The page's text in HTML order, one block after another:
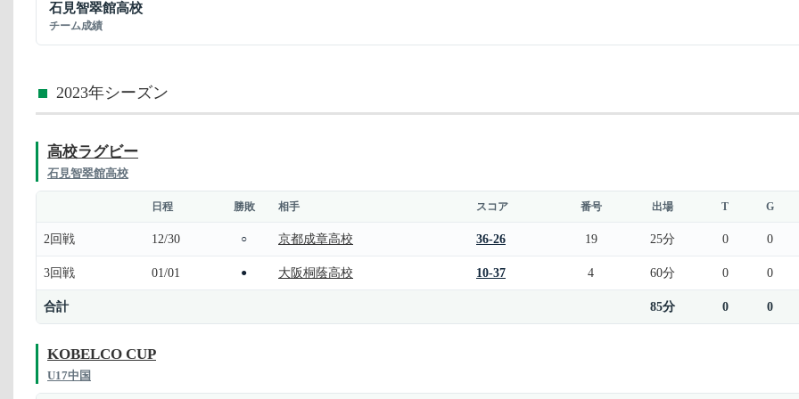
石見智翠館高校
チーム成績
2023年シーズン
高校ラグビー
石見智翠館高校
日程 勝敗 相手 スコア 番号 出場 T G
2回戦 12/30 ○ 京都成章高校 36-26 19 25分 0 0
3回戦 01/01 ● 大阪桐蔭高校 10-37 4 60分 0 0
合計 85分 0 0
KOBELCO CUP
U17中国